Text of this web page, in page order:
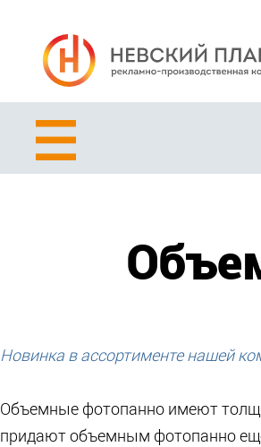
Новинка в ассортименте нашей
Объемные фотопанно имеют
придают объемным фотопанно